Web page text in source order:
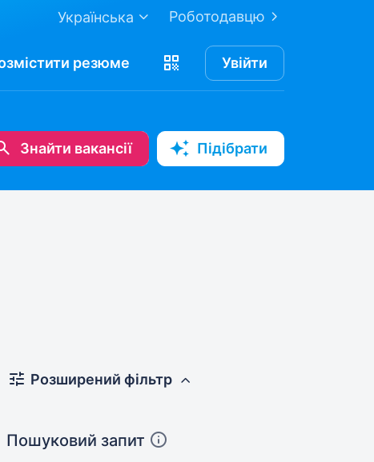
Роботодавцю
Українська
резюме Увійти
Знайти вакансії Підібрати
Розширений фільтр
Пошуковий запит